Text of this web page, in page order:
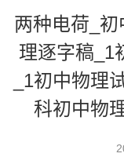
两种电荷_
理逐字稿_1
_1初中物理
科初中物